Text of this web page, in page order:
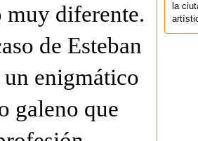
muy diferente.
de Esteban
enigmático
galeno que
la